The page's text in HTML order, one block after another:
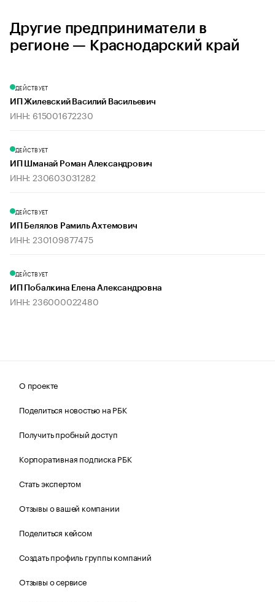
Другие предприниматели в
регионе — Краснодарский край
ДЕЙСТВУЕТ
ИП Жилевский Василий Васильевич
ИНН: 615001672230
ДЕЙСТВУЕТ
ИП Шманай Роман Александрович
ИНН: 230603031282
ДЕЙСТВУЕТ
ИП Белялов Рамиль Ахтемович
ИНН: 230109877475
ДЕЙСТВУЕТ
ИП Побалкина Елена Александровна
ИНН: 236000022480
О проекте
Поделиться новостью на РБК
Получить пробный доступ
Корпоративная подписка РБК
Стать экспертом
Отзывы о вашей компании
Поделиться кейсом
Создать профиль группы компаний
Отзывы о сервисе